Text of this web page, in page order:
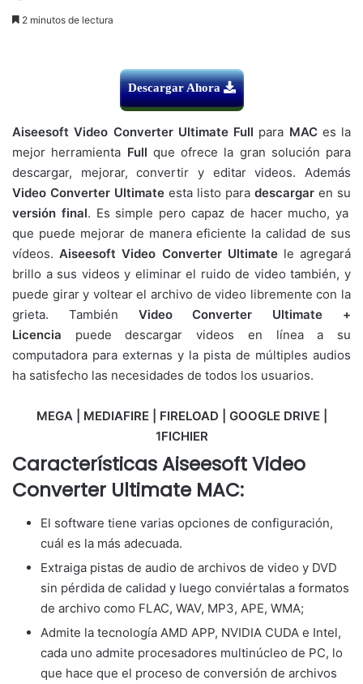
2 minutos de lectura
Descargar Ahora
Aiseesoft Video Converter Ultimate Full para MAC es la
mejor herramienta Full que ofrece la gran solución para
descargar, mejorar, convertir y editar videos. Además
Video Converter Ultimate esta listo para descargar en su
versión final. Es simple pero capaz de hacer mucho, ya
que puede mejorar de manera eficiente la calidad de sus
vídeos.Aiseesoft Video Converter Ultimatele agregará
brillo a sus videos y eliminar el ruido de video también, y
puede girar y voltear el archivo de video libremente con la
grieta. También Video Converter Ultimate +
Licencia puede descargar videos en línea a su
computadora para externas y la pista de múltiples audios
ha satisfecho las necesidades de todos los usuarios.
MEGA | MEDIAFIRE | FIRELOAD | GOOGLE DRIVE |
1FICHIER
Características Aiseesoft Video
Converter Ultimate MAC:
El software tiene varias opciones de configuración,
cuál es la más adecuada.
Extraiga pistas de audio de archivos de video y DVD
sin pérdida de calidad y luego conviértalas a formatos
de archivo como FLAC, WAV, MP3, APE, WMA;
Admite la tecnología AMD APP, NVIDIA CUDA e Intel,
cada uno admite procesadores multinúcleo de PC, lo
que hace que el proceso de conversión de archivos